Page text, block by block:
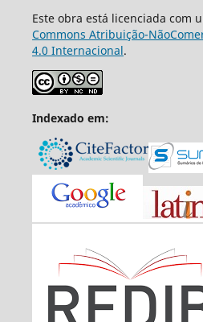
Este obra está licenciada com
Commons Atribuição-
4.0 Internacional.
Indexado em: